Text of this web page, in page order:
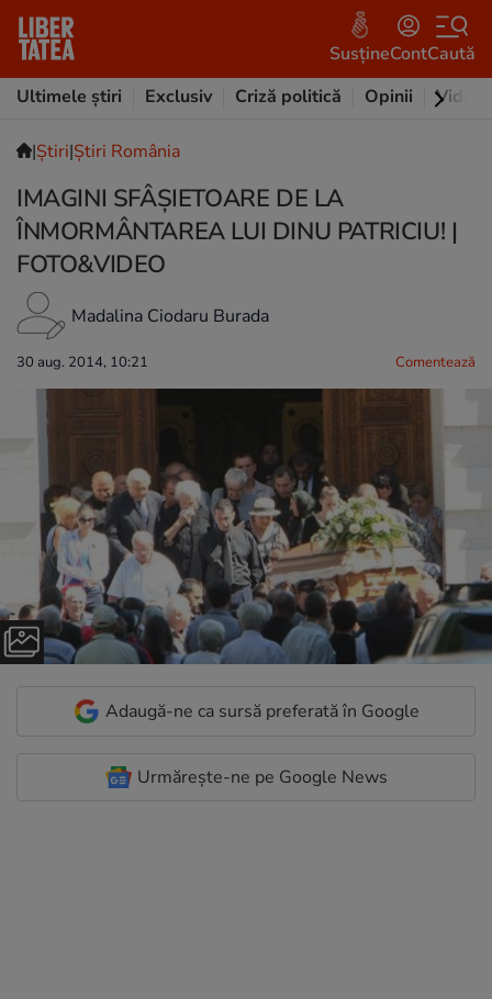
SusțineContCaută
Ultimele știri
Exclusiv Criză politică Opinii Video
|Ştiri|Știri România
IMAGINI SFÂŞIETOARE DE LA
ÎNMORMÂNTAREA LUI DINU PATRICIU! |
FOTO&VIDEO
Madalina Ciodaru Burada
30 aug. 2014, 10:21 Comentează
Adaugă-ne ca sursă preferată în Google
Urmărește-ne pe Google News